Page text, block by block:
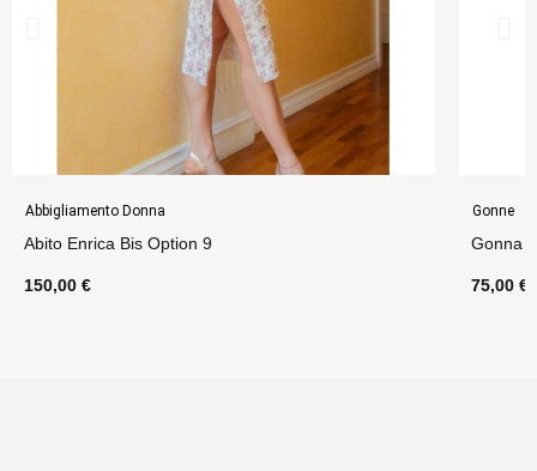
Abbigliamento Donna
Abito Enrica Bis Option 9
150,00 €
Gonne
Gonna
75,00 €